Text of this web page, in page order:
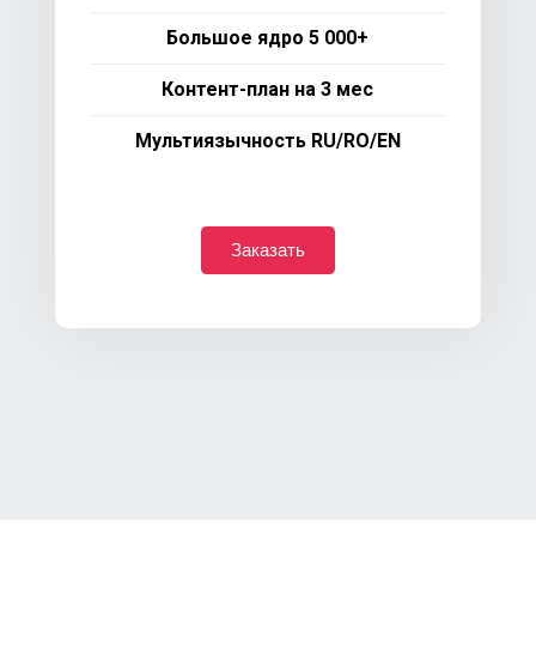
Большое ядро 5 000+
Контент-план на 3 мес
Мультиязычность RU/RO/EN
Заказать